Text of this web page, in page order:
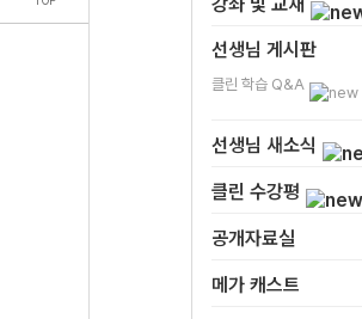
선생님 게시판
클린 학습 Q&A
선생님 새소식
클린 수강평
공개자료실
메가 캐스트